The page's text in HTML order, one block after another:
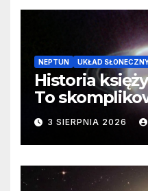
NEPTUN UKŁAD
Historia
To
3 SIERPNIA 2026